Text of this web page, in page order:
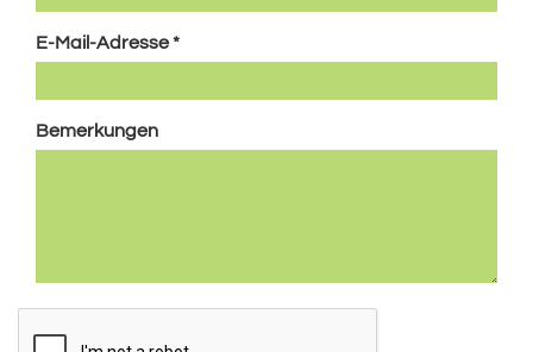
E-Mail-Adresse*
Bemerkungen